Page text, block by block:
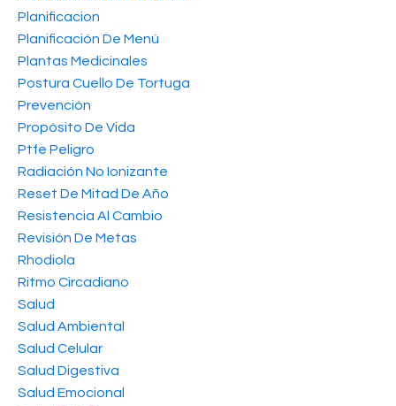
Planificacion
Planificación De Menú
Plantas Medicinales
Postura Cuello De Tortuga
Prevención
Propósito De Vida
Ptfe Peligro
Radiación No Ionizante
Reset De Mitad De Año
Resistencia Al Cambio
Revisión De Metas
Rhodiola
Ritmo Circadiano
Salud
Salud Ambiental
Salud Celular
Salud Digestiva
Salud Emocional